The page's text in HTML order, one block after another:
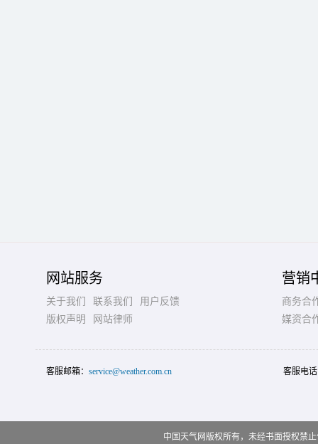
网站服务
关于我们 联系我们
用户反馈
版权声明
网站律师
营销
商务合
媒资合
客服邮箱： service@weather.com.cn 客服电
中国天气网版权所有，未经书面授权